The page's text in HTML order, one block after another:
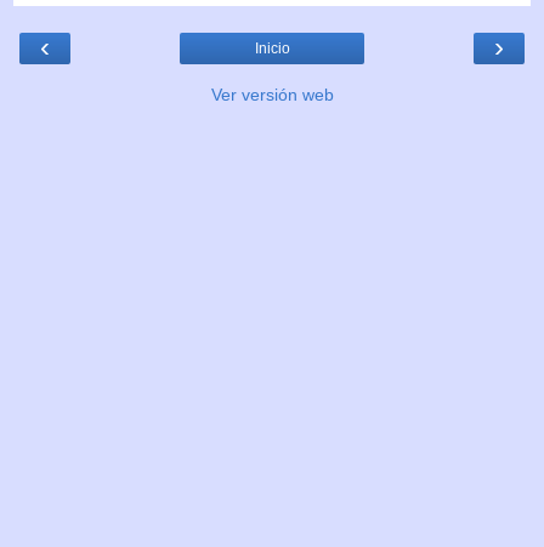
‹ ›
Inicio
Ver versión web